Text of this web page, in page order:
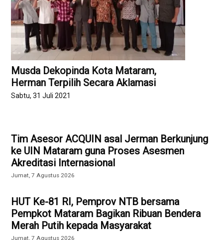
Musda Dekopinda Kota Mataram,
Herman Terpilih Secara Aklamasi
Sabtu, 31 Juli 2021
Tim Asesor ACQUIN asal Jerman Berkunjung
ke UIN Mataram guna Proses Asesmen
Akreditasi Internasional
Jumat, 7 Agustus 2026
HUT Ke-81 RI, Pemprov NTB bersama
Pempkot Mataram Bagikan Ribuan Bendera
Merah Putih kepada Masyarakat
Jumat, 7 Agustus 2026